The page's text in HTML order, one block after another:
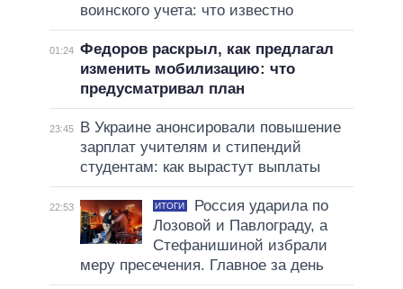
воинского учета: что известно
01:24 Федоров раскрыл, как предлагал
изменить мобилизацию: что
предусматривал план
23:45
В Украине анонсировали повышение
зарплат учителям и стипендий
студентам: как вырастут выплаты
22:53 ИТОГИ
Россия ударила по
Лозовой и Павлограду, а
Стефанишиной избрали
меру пресечения. Главное за день